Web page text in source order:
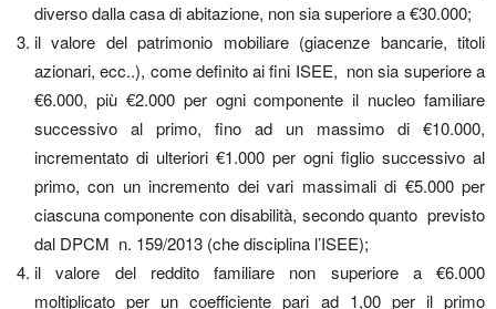
diverso dalla casa di abitazione, non sia superiore a €30.000;
il valore del patrimonio mobiliare (giacenze bancarie, titoli
azionari, ecc..), come definito ai fini ISEE, non sia superiore a
€6.000, più €2.000 per ogni componente il nucleo familiare
successivo al primo, fino ad un massimo di €10.000,
incrementato di ulteriori €1.000 per ogni figlio successivo al
primo, con un incremento dei vari massimali di €5.000 per
ciascuna componente con disabilità, secondo quanto previsto
dal DPCM n. 159/2013 (che disciplina l’ISEE);
il valore del reddito familiare non superiore a €6.000
moltiplicato per un coefficiente pari ad 1,00 per il primo